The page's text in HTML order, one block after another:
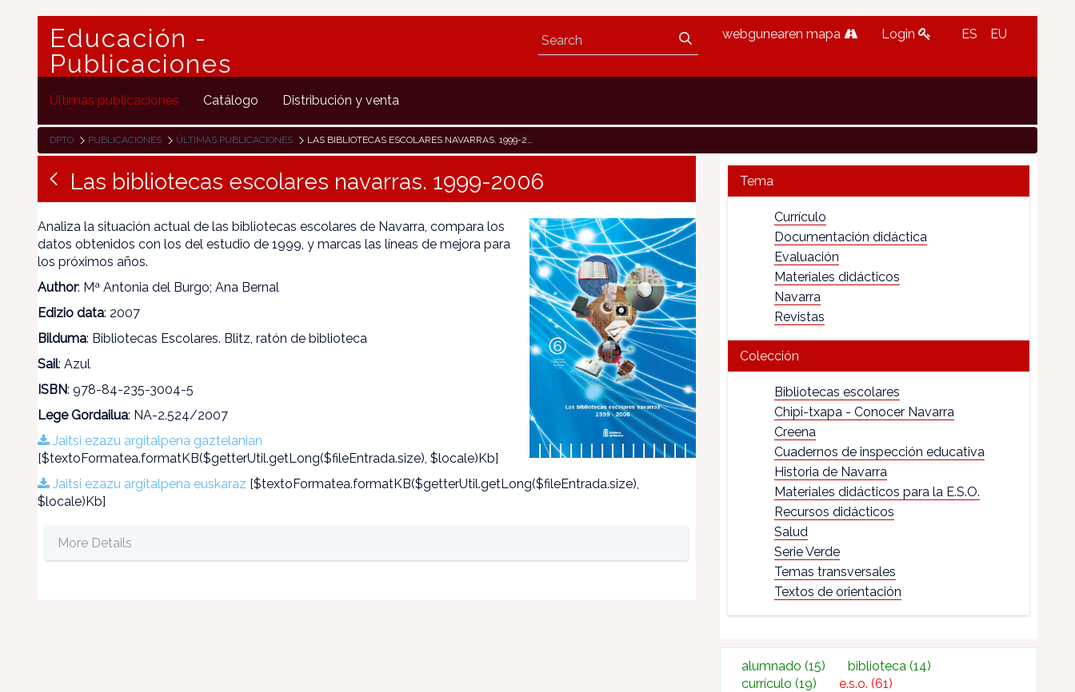
Educación -
Publicaciones
webgunearen mapa Login ES EU
Últimas publicaciones Catálogo Distribución y venta
DPTO PUBLICACIONES ÚLTIMAS PUBLICACIONES LAS BIBLIOTECAS ESCOLARES NAVARRAS. 1999-2006
Las bibliotecas escolares navarras. 1999-2006
Analiza la situación actual de las bibliotecas escolares de Navarra, compara los
datos obtenidos con los del estudio de 1999, y marcas las líneas de mejora para
los próximos años.
Author: Mª Antonia del Burgo; Ana Bernal
Edizio data: 2007
Bilduma: Bibliotecas Escolares. Blitz, ratón de biblioteca
Sail: Azul
ISBN: 978-84-235-3004-5
Lege Gordailua: NA-2.524/2007
Jaitsi ezazu argitalpena gaztelanian
[$textoFormatea.formatKB($getterUtil.getLong($fileEntrada.size), $locale)Kb]
Jaitsi ezazu argitalpena euskaraz [$textoFormatea.formatKB($getterUtil.getLong($fileEntrada.size),
$locale)Kb]
More Details
Tema
Currículo
Documentación didáctica
Evaluación
Materiales didácticos
Navarra
Revistas
Colección
Bibliotecas escolares
Chipi-txapa - Conocer Navarra
Creena
Cuadernos de inspección educativa
Historia de Navarra
Materiales didácticos para la E.S.O.
Recursos didácticos
Salud
Serie Verde
Temas transversales
Textos de orientación
alumnado(15) biblioteca(14)
currículo(19) e.s.o.(61)